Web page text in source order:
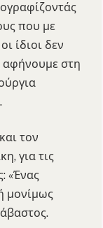
που με
ίδιοι δεν
αφήνουμε στη
τον
για τις
«Ένας
μονίμως